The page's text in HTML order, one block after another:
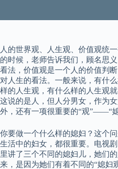
人的世界观、人生观、价值观统
的时候，老师告诉我们，顾名思
看法，价值观是一个人的价值判
对人生的看法。一般来说，有什
样的人生观，有什么样的人生观就
这说的是人，但人分男女，作为
外，还有一项很重要的“观”——“媳
你要做一个什么样的媳妇？这个
生活中的妇女，都很重要。电视剧
里讲了三个不同的媳妇儿，她们
来，是因为她们有着不同的“媳妇观